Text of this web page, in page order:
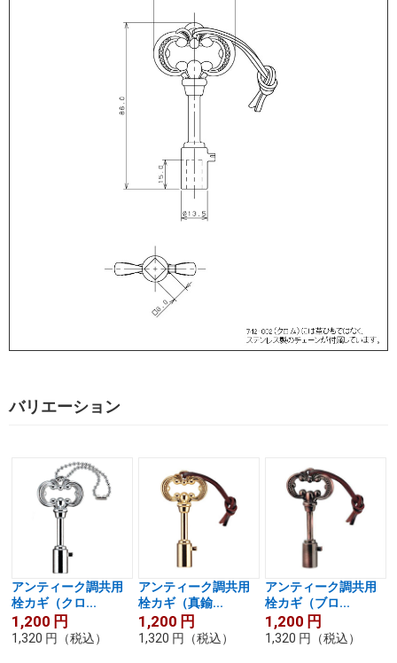
バリエーション
アンティーク調共用
栓カギ（クロ...
1,200 円
1,320 円 （税込）
アンティーク調共用
栓カギ（真鍮...
1,200 円
1,320 円 （税込）
アンティーク調共用
栓カギ（ブロ...
1,200 円
1,320 円 （税込）